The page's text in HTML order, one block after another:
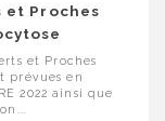
et Proches
et Proches
prévues en
2022 ainsi que